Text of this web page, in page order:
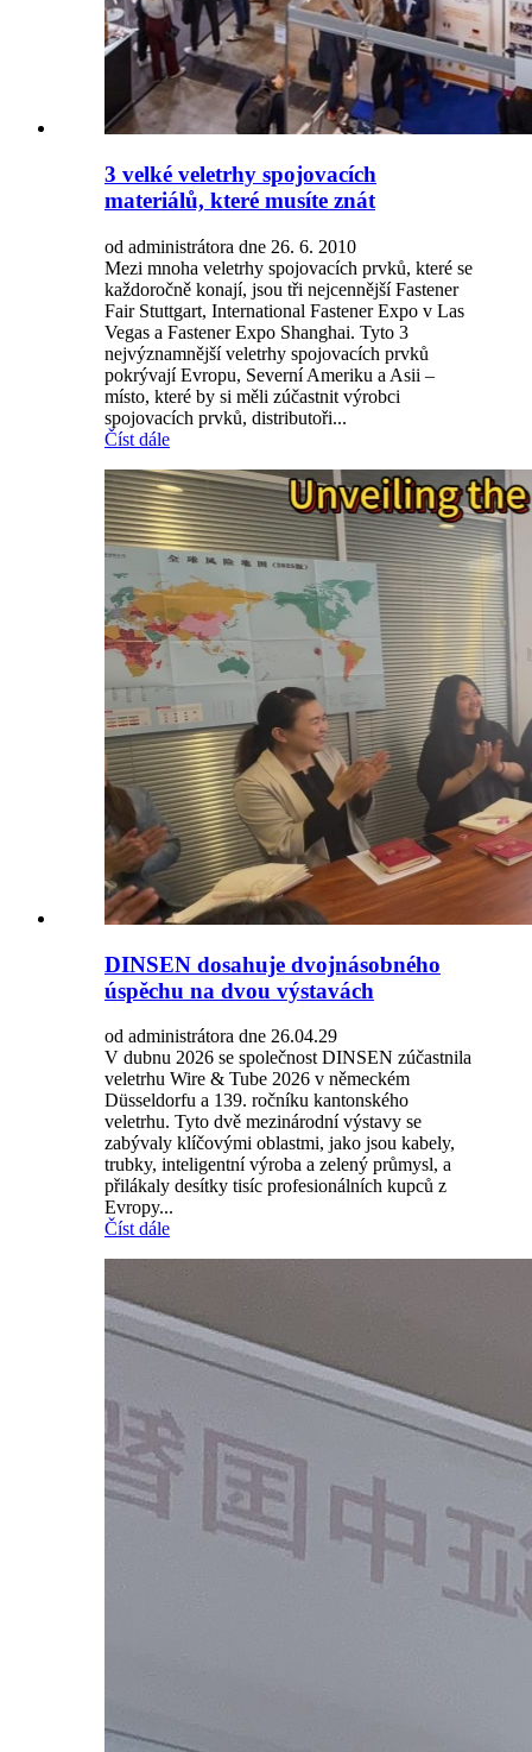
3 velké veletrhy spojovacích
materiálů, které musíte znát
od administrátora dne 26. 6. 2010
Mezi mnoha veletrhy spojovacích prvků, které se
každoročně konají, jsou tři nejcennější Fastener
Fair Stuttgart, International Fastener Expo v Las
Vegas a Fastener Expo Shanghai. Tyto 3
nejvýznamnější veletrhy spojovacích prvků
pokrývají Evropu, Severní Ameriku a Asii –
místo, které by si měli zúčastnit výrobci
spojovacích prvků, distributoři...
Číst dále
DINSEN dosahuje dvojnásobného
úspěchu na dvou výstavách
od administrátora dne 26.04.29
V dubnu 2026 se společnost DINSEN zúčastnila
veletrhu Wire & Tube 2026 v německém
Düsseldorfu a 139. ročníku kantonského
veletrhu. Tyto dvě mezinárodní výstavy se
zabývaly klíčovými oblastmi, jako jsou kabely,
trubky, inteligentní výroba a zelený průmysl, a
přilákaly desítky tisíc profesionálních kupců z
Evropy...
Číst dále